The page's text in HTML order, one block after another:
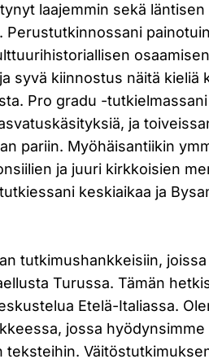
laajemmin sekä läntisen
syvä kiinnostus näitä kieliä
Pro gradu -
ja
pariin. Myöhäisantiikin
ja juuri kirkkoisien
keskiaikaa ja
tutkimushankkeisiin,
Turussa. Tämän
Etelä-Italiassa.
jossa